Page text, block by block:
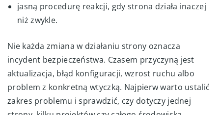
jasną procedurę reakcji, gdy strona działa inaczej
niż zwykle.
Nie każda zmiana w działaniu strony oznacza
incydent bezpieczeństwa. Czasem przyczyną jest
aktualizacja, błąd konfiguracji, wzrost ruchu albo
problem z konkretną wtyczką. Najpierw warto ustalić
zakres problemu i sprawdzić, czy dotyczy jednej